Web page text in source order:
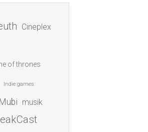
Cineplex
of thrones
Indie games
Mubi musik